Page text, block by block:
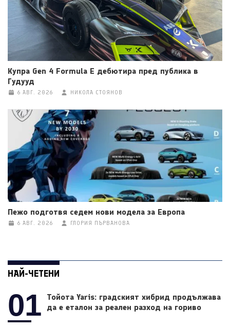
Купра Gen 4 Formula E дебютира пред публика в
Гудууд
6 АВГ. 2026 НИКОЛА СТОЯНОВ
Пежо подготвя седем нови модела за Европа
6 АВГ. 2026 ГЛОРИЯ ПЪРВАНОВА
НАЙ-ЧЕТЕНИ
01
Тойота Yaris: градският хибрид продължава
да е еталон за реален разход на гориво